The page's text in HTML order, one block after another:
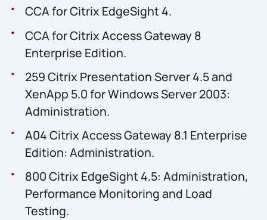
CCA for Citrix EdgeSight 4.
CCA for Citrix Access Gateway 8
Enterprise Edition.
259 Citrix Presentation Server 4.5 and
XenApp 5.0 for Windows Server 2003:
Administration.
A04 Citrix Access Gateway 8.1 Enterprise
Edition: Administration.
800 Citrix EdgeSight 4.5: Administration,
Performance Monitoring and Load
Testing.